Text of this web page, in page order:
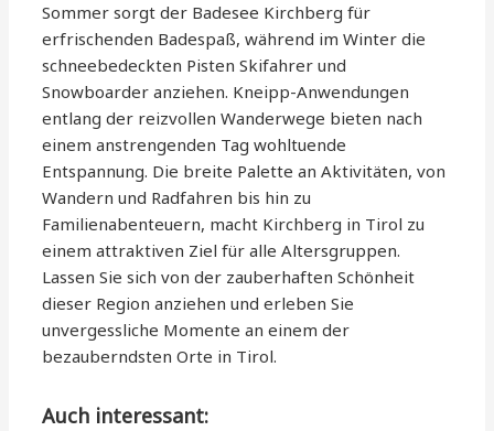
Sommer sorgt der Badesee Kirchberg für
erfrischenden Badespaß, während im Winter die
schneebedeckten Pisten Skifahrer und
Snowboarder anziehen. Kneipp-Anwendungen
entlang der reizvollen Wanderwege bieten nach
einem anstrengenden Tag wohltuende
Entspannung. Die breite Palette an Aktivitäten, von
Wandern und Radfahren bis hin zu
Familienabenteuern, macht Kirchberg in Tirol zu
einem attraktiven Ziel für alle Altersgruppen.
Lassen Sie sich von der zauberhaften Schönheit
dieser Region anziehen und erleben Sie
unvergessliche Momente an einem der
bezauberndsten Orte in Tirol.
Auch interessant: